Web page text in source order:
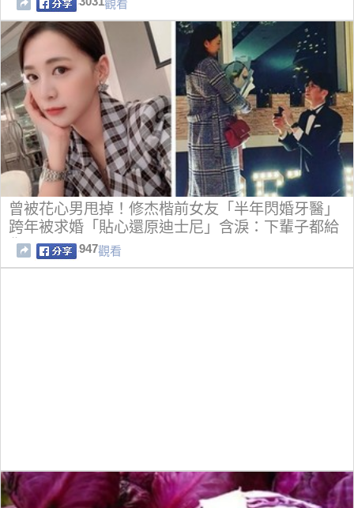
觀看
曾被花心男甩掉！修杰楷前女友「半年閃婚牙醫」
跨年被求婚「貼心還原迪士尼」含淚：下輩子都給
你
947觀看